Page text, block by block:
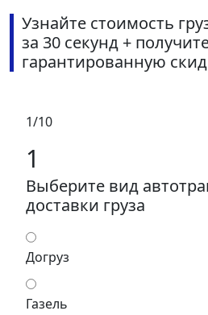
Узнайте стоимость
за 30 секунд +
гарантированную
1/10
1
Выберите вид
доставки груза
Догруз
Газель